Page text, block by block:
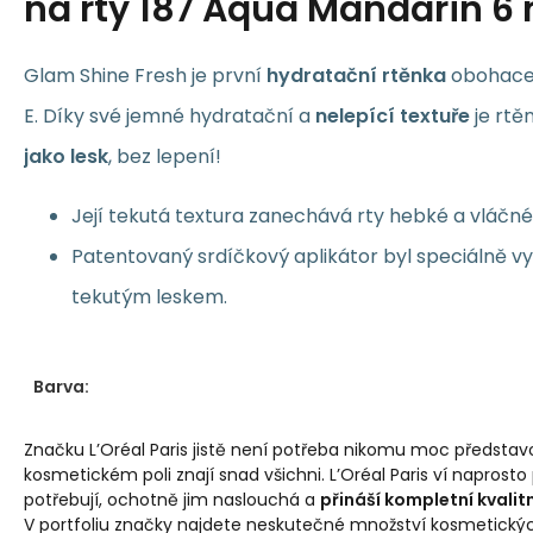
Glam Shine Fresh je první hydratační rtěnka
E. Díky své jemné hydratační a nelepící textuřeje
jako lesk, bez lepení!
Její tekutá textura zanechává rty hebké a
Patentovaný srdíčkový aplikátor byl speciálně
tekutým leskem.
Barva:
Značku L’Oréal Paris jistě není potřeba nikomu moc
kosmetickém poli znají snad všichni. L’Oréal Paris ví
potřebují, ochotně jim naslouchá a přináší kompletní
V portfoliu značky najdete neskutečné množství